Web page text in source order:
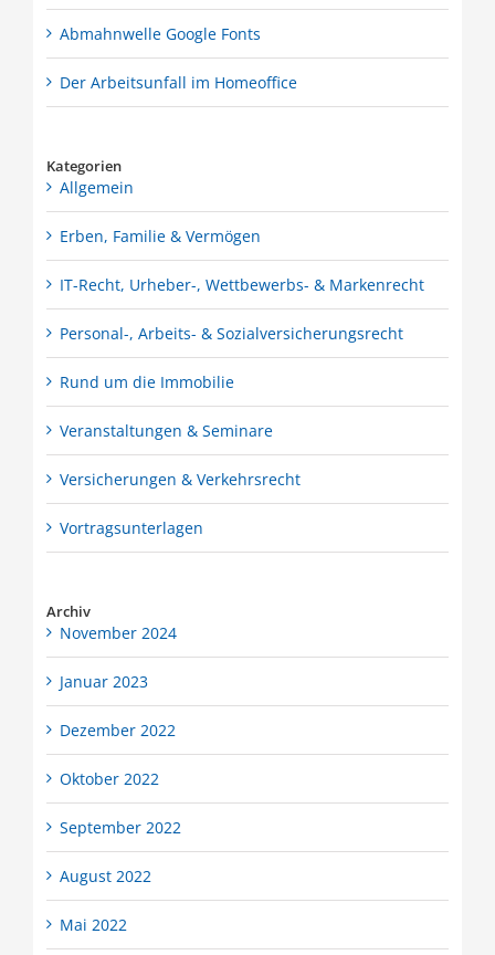
Abmahnwelle Google Fonts
Der Arbeitsunfall im Homeoffice
Kategorien
Allgemein
Erben, Familie & Vermögen
IT-Recht, Urheber-, Wettbewerbs- & Markenrecht
Personal-, Arbeits- & Sozialversicherungsrecht
Rund um die Immobilie
Veranstaltungen & Seminare
Versicherungen & Verkehrsrecht
Vortragsunterlagen
Archiv
November 2024
Januar 2023
Dezember 2022
Oktober 2022
September 2022
August 2022
Mai 2022